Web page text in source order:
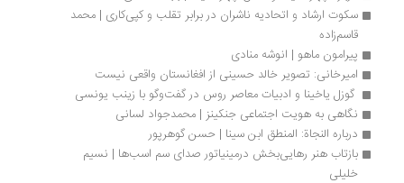
قاسم‌زاده
پیرامون ماهو | انوشه منادی
امیرخانی: تصویر خالد حسینی از افغانستان واقعی نیست
گوزل یاخینا و ادبیات معاصر روس در گفت‌وگو با زینب یونسی
نگاهی به هویت اجتماعی جنکینز | محمدجواد لسانی
درباره النجاة: المنطق ابن سینا | حسن گوهرپور